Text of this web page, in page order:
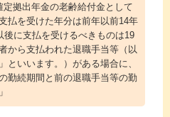
定拠出年金の老齢給付金として
払を受けた年分は前年以前14年
後に支払を受けるべきものは19
から支払われた退職手当等（以
といいます。）がある場合に、
勤続期間と前の退職手当等の勤